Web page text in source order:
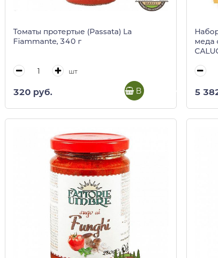
Томаты протертые (Passata) La
Fiammante, 340 г
шт
320 руб. В корзину
меда
5